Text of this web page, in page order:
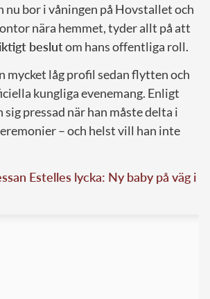
bor i våningen på Hovstallet och
nära hemmet, tyder allt på att
beslutom hans offentliga roll.
mycket låg profil sedan flytten och
kungliga evenemang. Enligt
pressad när han måste delta i
– och helst vill han inte
Estelles lycka: Ny baby på väg i